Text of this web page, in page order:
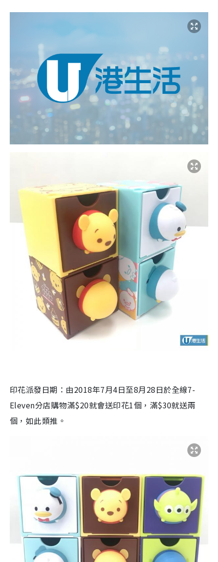
印花派發日期：由2018年7月4日至8月28日於全線7-
Eleven分店購物滿$20就會送印花1個，滿$30就送兩
個，如此類推。